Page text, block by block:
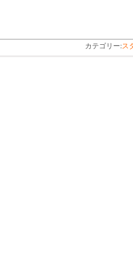
カテゴリー:ス